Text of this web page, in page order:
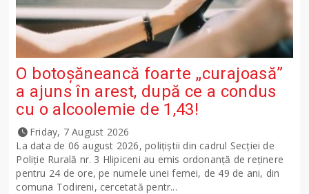
O botoșăneancă foarte „curajoasă”
a ajuns în arest, după ce a condus
cu o alcoolemie de 1,43!
Friday, 7 August 2026
La data de 06 august 2026, polițiștii din cadrul Secției de
Poliție Rurală nr. 3 Hlipiceni au emis ordonanță de reținere
pentru 24 de ore, pe numele unei femei, de 49 de ani, din
comuna Todireni, cercetată pentr...